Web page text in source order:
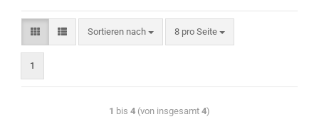
Sortieren nach 8 pro Seite
1
1 bis 4 (von insgesamt 4)